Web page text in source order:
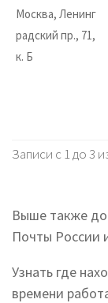
Москва, Ленинг
радский пр., 71,
к. Б
Записи с 1 до 3
Выше также
Почты России
Узнать где
времени